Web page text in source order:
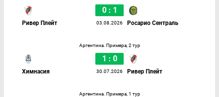
Ривер Плейт
0 : 1
03.08.2026 Росарио Сентраль
Аргентина. Примера, 2 тур
Химнасия
1 : 0
30.07.2026 Ривер Плейт
Аргентина. Примера, 1 тур